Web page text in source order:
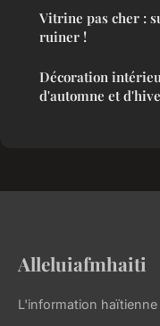
Vitrine pas cher :
ruiner !
Décoration
d'automne et
Alleluiafmhaiti
L'information